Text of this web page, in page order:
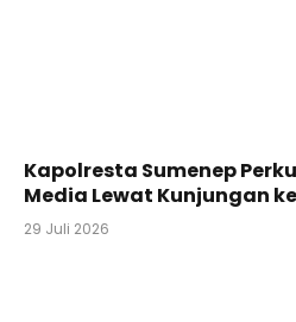
Kapolresta Sumenep
Media Lewat Kunjungan
29 Juli 2026